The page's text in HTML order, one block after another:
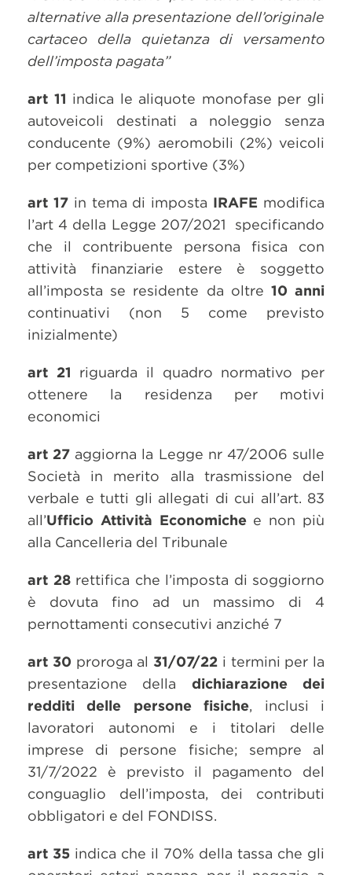
alternative alla presentazione dell’originale
cartaceo della quietanza di versamento
dell’imposta pagata”
art 11 indica le aliquote monofase per gli
autoveicoli destinati a noleggio senza
conducente (9%) aeromobili (2%) veicoli
per competizioni sportive (3%)
art 17 in tema di imposta IRAFE modifica
l’art 4 della Legge 207/2021 specificando
che il contribuente persona fisica con
attività finanziarie estere è soggetto
all’imposta se residente da oltre 10 anni
continuativi (non 5 come previsto
inizialmente)
art 21 riguarda il quadro normativo per
ottenere la residenza per motivi
economici
art 27 aggiorna la Legge nr 47/2006 sulle
Società in merito alla trasmissione del
verbale e tutti gli allegati di cui all’art. 83
all’Ufficio Attività Economiche e non più
alla Cancelleria del Tribunale
art 28 rettifica che l’imposta di soggiorno
è dovuta fino ad un massimo di 4
pernottamenti consecutivi anziché 7
art 30 proroga al 31/07/22 i termini per la
presentazione della dichiarazione dei
redditi delle persone fisiche, inclusi i
lavoratori autonomi e i titolari delle
imprese di persone fisiche; sempre al
31/7/2022 è previsto il pagamento del
conguaglio dell’imposta, dei contributi
obbligatori e del FONDISS.
art 35 indica che il 70% della tassa che gli